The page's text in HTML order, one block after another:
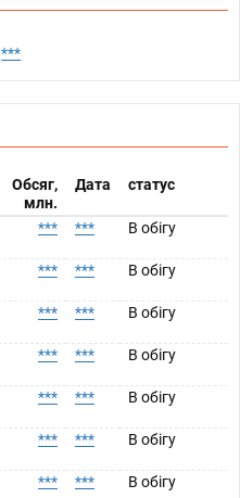
***
Обсяг,
млн.
Дата статус
*** *** В обігу
*** *** В обігу
*** *** В обігу
*** *** В обігу
*** *** В обігу
*** *** В обігу
*** *** В обігу